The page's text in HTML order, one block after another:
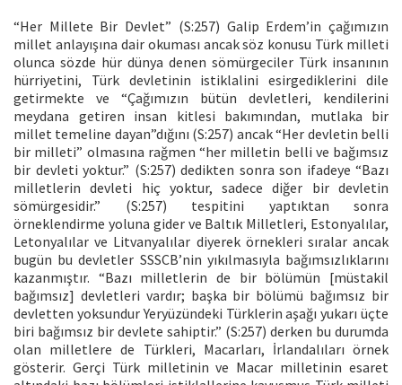
“Her Millete Bir Devlet” (S:257) Galip Erdem’in çağımızın
millet anlayışına dair okuması ancak söz konusu Türk milleti
olunca sözde hür dünya denen sömürgeciler Türk insanının
hürriyetini, Türk devletinin istiklalini esirgediklerini dile
getirmekte ve “Çağımızın bütün devletleri, kendilerini
meydana getiren insan kitlesi bakımından, mutlaka bir
millet temeline dayan”dığını (S:257) ancak “Her devletin belli
bir milleti” olmasına rağmen “her milletin belli ve bağımsız
bir devleti yoktur.” (S:257) dedikten sonra son ifadeye “Bazı
milletlerin devleti hiç yoktur, sadece diğer bir devletin
sömürgesidir.” (S:257) tespitini yaptıktan sonra
örneklendirme yoluna gider ve Baltık Milletleri, Estonyalılar,
Letonyalılar ve Litvanyalılar diyerek örnekleri sıralar ancak
bugün bu devletler SSSCB’nin yıkılmasıyla bağımsızlıklarını
kazanmıştır. “Bazı milletlerin de bir bölümün [müstakil
bağımsız] devletleri vardır; başka bir bölümü bağımsız bir
devletten yoksundur Yeryüzündeki Türklerin aşağı yukarı üçte
biri bağımsız bir devlete sahiptir.” (S:257) derken bu durumda
olan milletlere de Türkleri, Macarları, İrlandalıları örnek
gösterir. Gerçi Türk milletinin ve Macar milletinin esaret